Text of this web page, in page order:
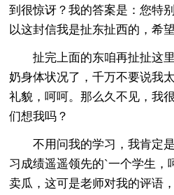
到很惊讶？我的答案是：您特
以这封信我是扯东扯西的，希望
扯完上面的东咱再扯扯这里
奶身体状况了，千万不要说我
礼貌，呵呵。那么久不见，我
们想我吗？
不用问我的学习，我肯定是
习成绩遥遥领先的`一个学生，
卖瓜，这可是老师对我的评语